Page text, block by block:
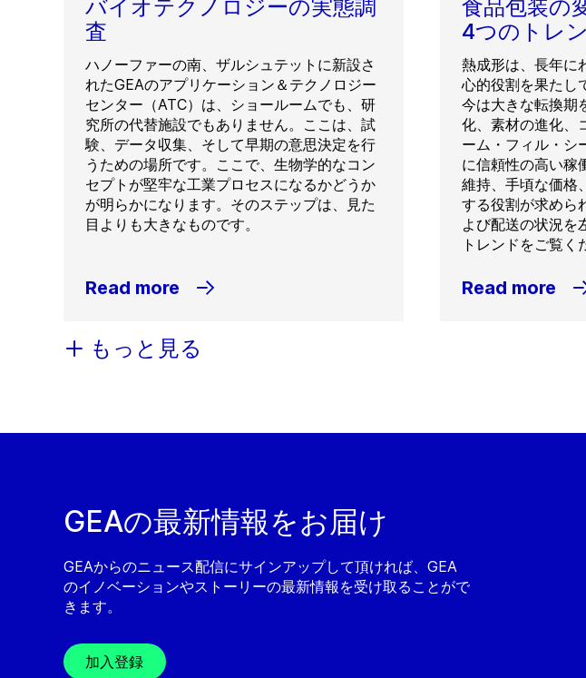
バイオテクノロジーの実態調
査
ハノーファーの南、ザルシュテットに新設さ
れたGEAのアプリケーション＆テクノロジー
センター（ATC）は、ショールームでも、研
究所の代替施設でもありません。ここは、試
験、データ収集、そして早期の意思決定を行
うための場所です。ここで、生物学的なコン
セプトが堅牢な工業プロセスになるかどうか
が明らかになります。そのステップは、見た
目よりも大きなものです。
Read more
食品包装の
4つのトレ
熱成形は、長年に
心的役割を果たし
今は大きな転換期
化、素材の進化、
ーム・フィル・シ
に信頼性の高い稼
維持、手頃な価格
する役割が求めら
よび配送の状況を
トレンドをご覧く
Read more
もっと見る
GEAの最新情報をお届け
GEAからのニュース配信にサインアップして頂ければ、GEA
のイノベーションやストーリーの最新情報を受け取ることがで
きます。
加入登録